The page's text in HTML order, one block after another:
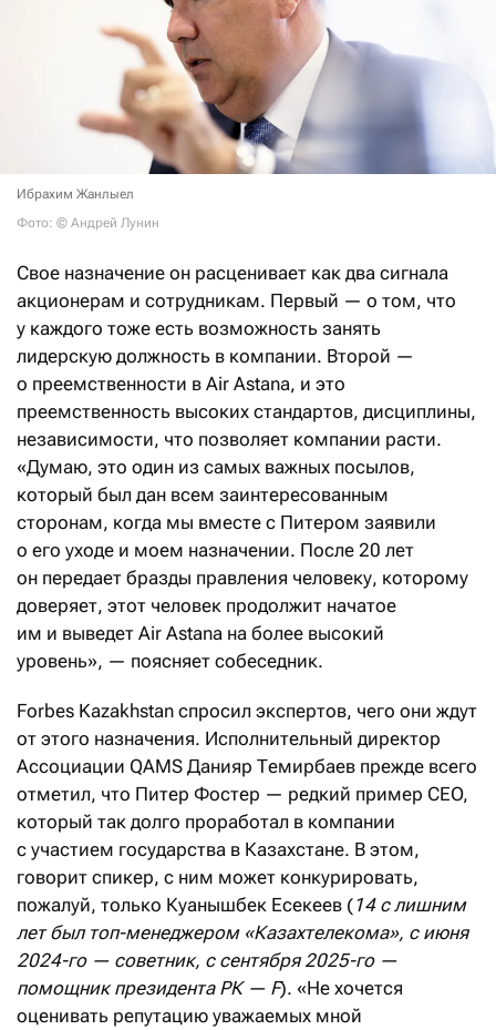
Ибрахим Жанлыел
Фото: © Андрей Лунин
Свое назначение он расценивает как два сигнала
акционерам и сотрудникам. Первый — о том, что
у каждого тоже есть возможность занять
лидерскую должность в компании. Второй —
о преемственности в Air Astana, и это
преемственность высоких стандартов, дисциплины,
независимости, что позволяет компании расти.
«Думаю, это один из самых важных посылов,
который был дан всем заинтересованным
сторонам, когда мы вместе с Питером заявили
о его уходе и моем назначении. После 20 лет
он передает бразды правления человеку, которому
доверяет, этот человек продолжит начатое
им и выведет Air Astana на более высокий
уровень», — поясняет собеседник.
Forbes Kazakhstan спросил экспертов, чего они ждут
от этого назначения. Исполнительный директор
Ассоциации QAMS Данияр Темирбаев прежде всего
отметил, что Питер Фостер — редкий пример CEO,
который так долго проработал в компании
с участием государства в Казахстане. В этом,
говорит спикер, с ним может конкурировать,
пожалуй, только Куанышбек Есекеев (14 с лишним
лет был топ-менеджером «Казахтелекома», с июня
2024-го — советник, с сентября 2025-го —
помощник президента РК — F). «Не хочется
оценивать репутацию уважаемых мной